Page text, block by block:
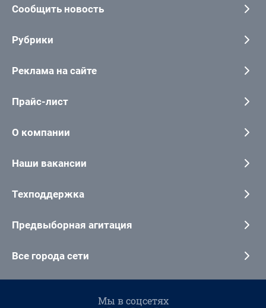
Сообщить новость
Рубрики
Реклама на сайте
Прайс-лист
О компании
Наши вакансии
Техподдержка
Предвыборная агитация
Все города сети
Мы в соцсетях